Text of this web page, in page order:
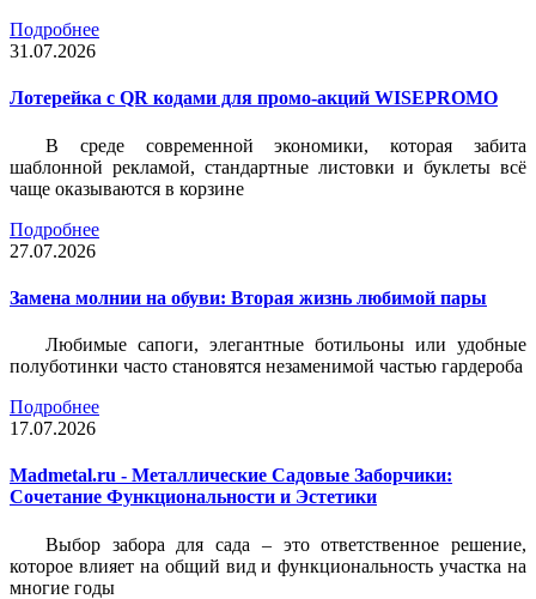
Подробнее
31.07.2026
Лотерейка c QR кодами для промо-акций WISEPROMO
В среде современной экономики, которая забита
шаблонной рекламой, стандартные листовки и буклеты всё
чаще оказываются в корзине
Подробнее
27.07.2026
Замена молнии на обуви: Вторая жизнь любимой пары
Любимые сапоги, элегантные ботильоны или удобные
полуботинки часто становятся незаменимой частью гардероба
Подробнее
17.07.2026
Madmetal.ru - Металлические Садовые Заборчики:
Сочетание Функциональности и Эстетики
Выбор забора для сада – это ответственное решение,
которое влияет на общий вид и функциональность участка на
многие годы